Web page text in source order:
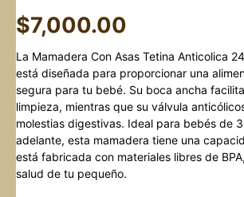
$7,000.00
La Mamadera Con Asas Tetina Anticolica
está diseñada para proporcionar una
segura para tu bebé. Su boca ancha
limpieza, mientras que su válvula
molestias digestivas. Ideal para bebés de
adelante, esta mamadera tiene una
está fabricada con materiales libres de
salud de tu pequeño.